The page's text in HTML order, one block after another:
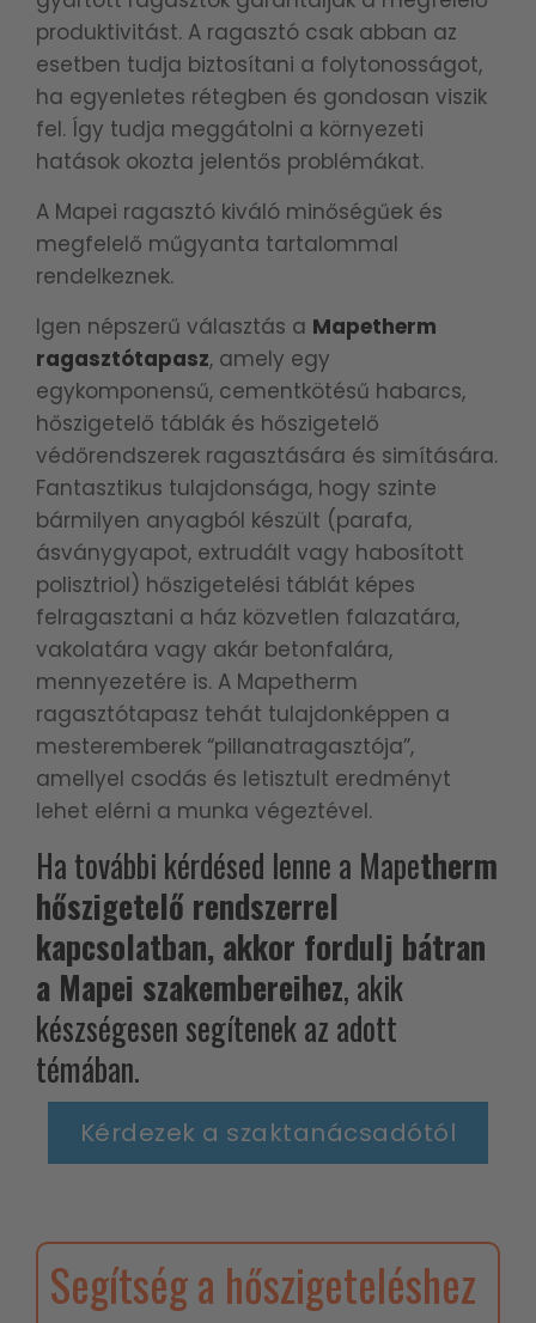
produktivitást. A ragasztó csak abban az
esetben tudja biztosítani a folytonosságot,
ha egyenletes rétegben és gondosan viszik
fel. Így tudja meggátolni a környezeti
hatások okozta jelentős problémákat.
A Mapei ragasztó kiváló minőségűek és
megfelelő műgyanta tartalommal
rendelkeznek.
Igen népszerű választás a Mapetherm
ragasztótapasz, amely egy
egykomponensű, cementkötésű habarcs,
hőszigetelő táblák és hőszigetelő
védőrendszerek ragasztására és simítására.
Fantasztikus tulajdonsága, hogy szinte
bármilyen anyagból készült (parafa,
ásványgyapot, extrudált vagy habosított
polisztriol) hőszigetelési táblát képes
felragasztani a ház közvetlen falazatára,
vakolatára vagy akár betonfalára,
mennyezetére is. A Mapetherm
ragasztótapasz tehát tulajdonképpen a
mesteremberek “pillanatragasztója”,
amellyel csodás és letisztult eredményt
lehet elérni a munka végeztével.
Ha további kérdésed lenne a Mapetherm
hőszigetelő rendszerrel
kapcsolatban, akkor fordulj bátran
a Mapei szakembereihez, akik
készségesen segítenek az adott
témában.
Kérdezek a szaktanácsadótól
Segítség a hőszigeteléshez